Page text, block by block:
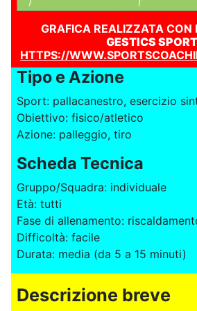
GRAFICA REALIZZATA CON
GESTICS
HTTPS://
Tipo e Azione
Sport: pallacanestro, esercizio
Obiettivo: fisico/atletico
Azione: palleggio, tiro
Scheda Tecnica
Gruppo/Squadra: individuale
Età: tutti
Fase di allenamento:
Difficoltà: facile
Durata: media (da 5 a 15 minuti)
Descrizione breve